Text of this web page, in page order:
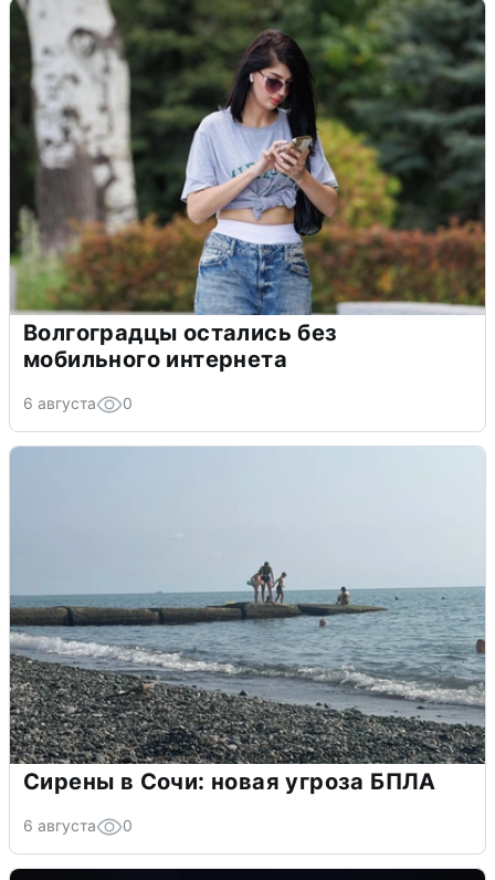
Волгоградцы остались без
мобильного интернета
6 августа 0
Сирены в Сочи: новая угроза БПЛА
6 августа 0